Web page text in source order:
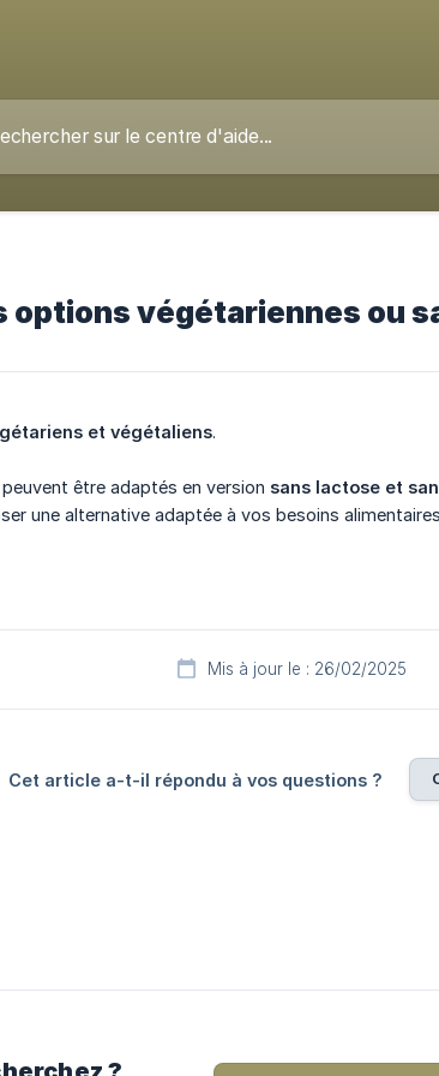
options végétariennes ou
et végétaliens.
être adaptés en version sans lactose et
une alternative adaptée à vos besoins
Mis à jour le : 26/02/2025
Cet article a-t-il répondu à vos questions ?